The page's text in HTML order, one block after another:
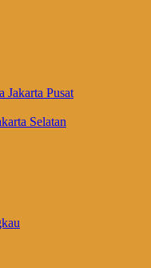
Jakarta Pusat
Selatan